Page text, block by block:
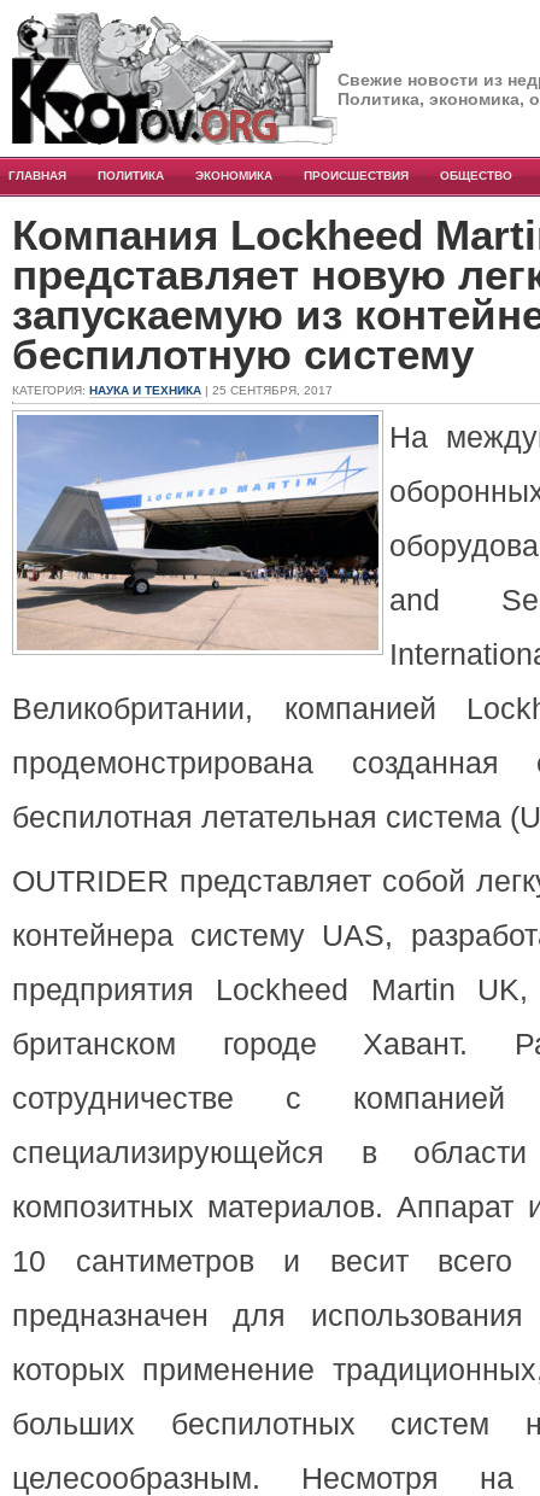
Свежие новости из
Политика, экономика,
ГЛАВНАЯ ПОЛИТИКА ЭКОНОМИКА ПРОИСШЕСТВИЯ ОБЩЕСТВО
Компания Lockheed
представляет новую
запускаемую из
беспилотную систему
КАТЕГОРИЯ: НАУКА И ТЕХНИКА | 25 СЕНТЯБРЯ, 2017
На
and
Великобритании, компанией
продемонстрирована
беспилотная летательная система
OUTRIDER представляет собой
контейнера систему UAS,
предприятия Lockheed Martin
британском городе Хавант.
сотрудничестве с
специализирующейся в
композитных материалов. Аппарат
10 сантиметров и весит
предназначен для
которых применение
больших беспилотных систем
целесообразным. Несмотря